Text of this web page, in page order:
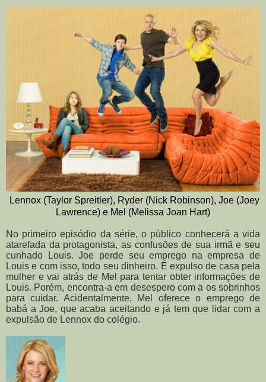
Lennox (Taylor Spreitler), Ryder (Nick Robinson), Joe (Joey
Lawrence) e Mel (Melissa Joan Hart)
No primeiro episódio da série, o público conhecerá a vida
atarefada da protagonista, as confusões de sua irmã e seu
cunhado Louis. Joe perde seu emprego na empresa de
Louis e com isso, todo seu dinheiro. É expulso de casa pela
mulher e vai atrás de Mel para tentar obter informações de
Louis. Porém, encontra-a em desespero com a os sobrinhos
para cuidar. Acidentalmente, Mel oferece o emprego de
babá a Joe, que acaba aceitando e já tem que lidar com a
expulsão de Lennox do colégio.